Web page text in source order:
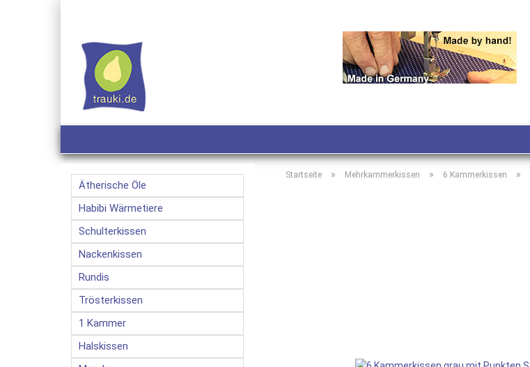
Startseite » Mehrkammerkissen » 6 Kammerkissen »
Ätherische Öle
Habibi Wärmetiere
Schulterkissen
Nackenkissen
Rundis
Trösterkissen
1 Kammer
Halskissen